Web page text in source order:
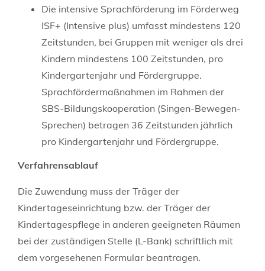
Die intensive Sprachförderung im Förderweg
ISF+ (Intensive plus) umfasst mindestens 120
Zeitstunden, bei Gruppen mit weniger als drei
Kindern mindestens 100 Zeitstunden, pro
Kindergartenjahr und Fördergruppe.
Sprachfördermaßnahmen im Rahmen der
SBS-Bildungskooperation (Singen-Bewegen-
Sprechen) betragen 36 Zeitstunden jährlich
pro Kindergartenjahr und Fördergruppe.
Verfahrensablauf
Die Zuwendung muss der Träger der
Kindertageseinrichtung bzw. der Träger der
Kindertagespflege in anderen geeigneten Räumen
bei der zuständigen Stelle (L-Bank) schriftlich mit
dem vorgesehenen Formular beantragen.